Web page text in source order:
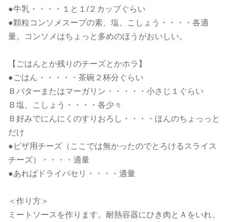
●牛乳・・・・１と１/２カップぐらい
●顆粒コンソメスープの素、塩、こしょう・・・・各適
量。コンソメはちょっと多めのほうがおいしい。
【ごはんとか残りのチーズとかホラ】
●ごはん・・・・・茶碗２杯分ぐらい
Ｂバターまたはマーガリン・・・・・小さじ１ぐらい
Ｂ塩、こしょう・・・・各少々
Ｂ好みでにんにくのすりおろし・・・・ほんのちょっっと
だけ
●ピザ用チーズ（ここでは無かったのでとろけるスライス
チーズ）・・・・適量
●あればドライパセリ・・・・適量
＜作り方＞
ミートソースを作ります。耐熱容器にひき肉とＡをいれ、